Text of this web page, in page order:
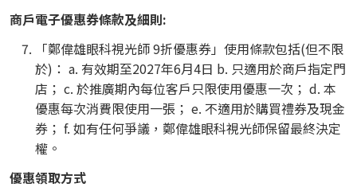
商戶電子優惠券條款及細則:
「鄭偉雄眼科視光師 9折優惠券」使用條款包括(但不限
於)： a. 有效期至2027年6月4日 b. 只適用於商戶指定門
店； c. 於推廣期內每位客戶只限使用優惠一次； d. 本
優惠每次消費限使用一張； e. 不適用於購買禮券及現金
券； f. 如有任何爭議，鄭偉雄眼科視光師保留最終決定
權。
優惠領取方式